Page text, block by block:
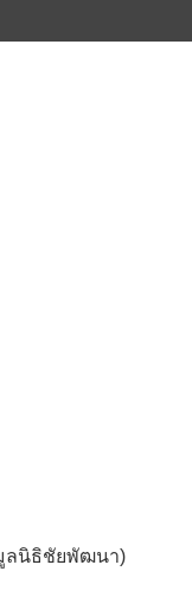
ลนิธิชัยพัฒนา)